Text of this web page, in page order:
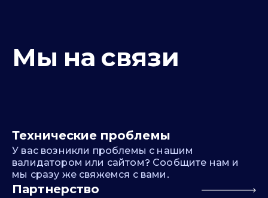
Мы на связи
Технические проблемы
У вас возникли проблемы с нашим
валидатором или сайтом? Сообщите нам и
мы сразу же свяжемся с вами.
Партнерство